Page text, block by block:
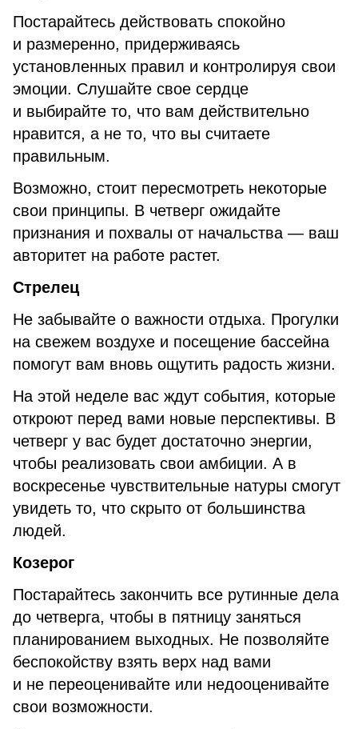
Постарайтесь действовать спокойно
и размеренно, придерживаясь
установленных правил и контролируя свои
эмоции. Слушайте свое сердце
и выбирайте то, что вам действительно
нравится, а не то, что вы считаете
правильным.
Возможно, стоит пересмотреть некоторые
свои принципы. В четверг ожидайте
признания и похвалы от начальства — ваш
авторитет на работе растет.
Стрелец
Не забывайте о важности отдыха. Прогулки
на свежем воздухе и посещение бассейна
помогут вам вновь ощутить радость жизни.
На этой неделе вас ждут события, которые
откроют перед вами новые перспективы. В
четверг у вас будет достаточно энергии,
чтобы реализовать свои амбиции. А в
воскресенье чувствительные натуры смогут
увидеть то, что скрыто от большинства
людей.
Козерог
Постарайтесь закончить все рутинные дела
до четверга, чтобы в пятницу заняться
планированием выходных. Не позволяйте
беспокойству взять верх над вами
и не переоценивайте или недооценивайте
свои возможности.